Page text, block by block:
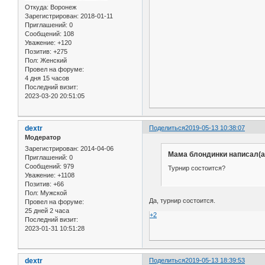
Откуда: Воронеж
Зарегистрирован: 2018-01-11
Приглашений: 0
Сообщений: 108
Уважение: +120
Позитив: +275
Пол: Женский
Провел на форуме:
4 дня 15 часов
Последний визит:
2023-03-20 20:51:05
Поделиться2019-05-13 10:38:07
dextr
Модератор
Зарегистрирован: 2014-04-06
Приглашений: 0
Сообщений: 979
Уважение: +1108
Позитив: +66
Пол: Мужской
Провел на форуме:
25 дней 2 часа
Последний визит:
2023-01-31 10:51:28
Мама блондинки
Турнир состоится?
Да, турнир состоится.
+2
Поделиться2019-05-13 18:39:53
dextr